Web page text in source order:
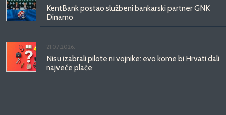
KentBank postao službeni bankarski partner GNK
Dinamo
21.07.2026.
Nisu izabrali pilote ni vojnike: evo kome bi Hrvati dali
najveće plaće